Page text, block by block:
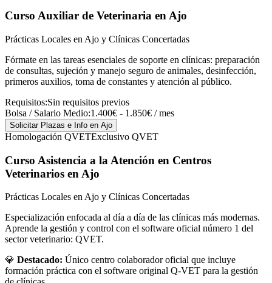
Curso Auxiliar de Veterinaria en Ajo
Prácticas Locales en Ajo y Clínicas Concertadas
Fórmate en las tareas esenciales de soporte en clínicas: preparación
de consultas, sujeción y manejo seguro de animales, desinfección,
primeros auxilios, toma de constantes y atención al público.
Requisitos:Sin requisitos previos
Bolsa / Salario Medio:1.400€ - 1.850€ / mes
Solicitar Plazas e Info en Ajo
Homologación QVETExclusivo QVET
Curso Asistencia a la Atención en Centros
Veterinarios en Ajo
Prácticas Locales en Ajo y Clínicas Concertadas
Especialización enfocada al día a día de las clínicas más modernas.
Aprende la gestión y control con el software oficial número 1 del
sector veterinario: QVET.
💎 Destacado: Único centro colaborador oficial que incluye
formación práctica con el software original Q-VET para la gestión